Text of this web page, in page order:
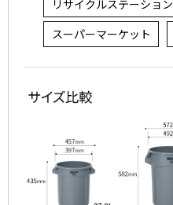
リサイクルステーション
スーパーマーケット